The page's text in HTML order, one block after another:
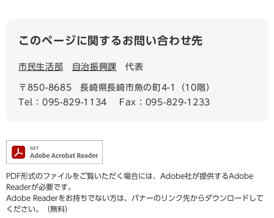
このページに関するお問い合わせ先
市民生活部 自治振興課 代表
〒850-8685
長崎県長崎市魚の町4-1（10階）
Tel：095-829-1134
Fax：095-829-1233
PDF形式のファイルをご覧いただく場合には、Adobe社が提供するAdobe
Readerが必要です。
Adobe Readerをお持ちでない方は、バナーのリンク先からダウンロードして
ください。（無料）